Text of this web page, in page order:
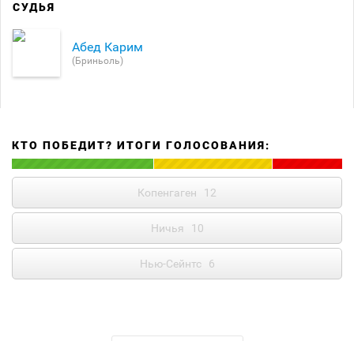
СУДЬЯ
Абед Карим
(Бриньоль)
КТО ПОБЕДИТ? ИТОГИ ГОЛОСОВАНИЯ:
Копенгаген 12
Ничья 10
Нью-Сейнтс 6